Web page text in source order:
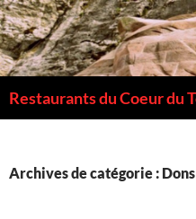
Archives de catégorie : Dons